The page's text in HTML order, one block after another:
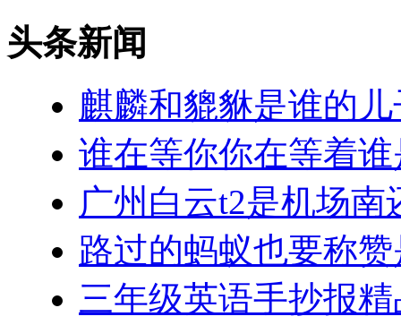
头条新闻
麒麟和貔貅是谁的儿
谁在等你你在等着
广州白云t2是机场南
路过的蚂蚁也要称
三年级英语手抄报精